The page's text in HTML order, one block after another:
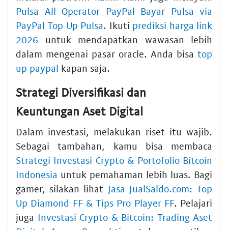
Pulsa All Operator PayPal Bayar Pulsa via
PayPal Top Up Pulsa. Ikuti prediksi harga link
2026 untuk mendapatkan wawasan lebih
dalam mengenai pasar oracle. Anda bisa top
up paypal kapan saja.
Strategi Diversifikasi dan
Keuntungan Aset Digital
Dalam investasi, melakukan riset itu wajib.
Sebagai tambahan, kamu bisa membaca
Strategi Investasi Crypto & Portofolio Bitcoin
Indonesia untuk pemahaman lebih luas. Bagi
gamer, silakan lihat Jasa JualSaldo.com: Top
Up Diamond FF & Tips Pro Player FF. Pelajari
juga Investasi Crypto & Bitcoin: Trading Aset